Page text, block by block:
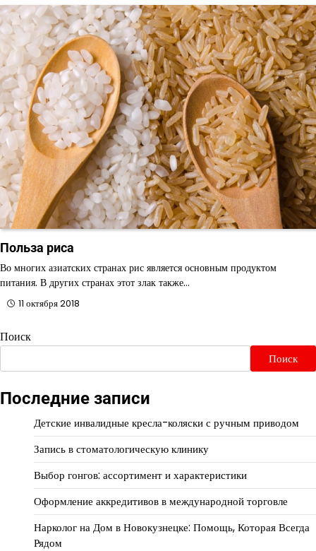
Польза риса
Во многих азиатских странах рис является основным продуктом
питания. В других странах этот злак также…
11 октября 2018
Поиск
Поиск
Последние записи
Детские инвалидные кресла-коляски с ручным приводом
Запись в стоматологическую клинику
Выбор гонгов: ассортимент и характеристики
Оформление аккредитивов в международной торговле
Нарколог на Дом в Новокузнецке: Помощь, Которая Всегда
Рядом